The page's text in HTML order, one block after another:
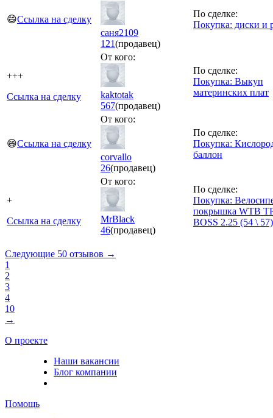
😄Ссылка на сделку
саня2109
121(продавец)
По сделке:
Покупка: диски и
+++
Ссылка на сделку
От кого:
kaktotak
567(продавец)
По сделке:
Покупка: Выкуп
материнских плат
😄Ссылка на сделку
От кого:
corvallo
26(продавец)
По сделке:
Покупка:
баллон
+
Ссылка на сделку
От кого:
MrBlack
46(продавец)
По сделке:
Покупка:
покрышка WTB
BOSS 2.25 (54 \
Следующие 50 отзывов →
1
2
3
4
10
→
О проекте
Наши вакансии
Блог компании
Помощь